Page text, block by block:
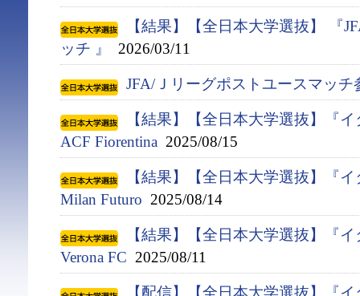
【結果】【全日本大学選抜】 『
ッチ 』
2026/03/11
JFA/Ｊリーグポストユースマッチ
【結果】【全日本大学選抜】『
ACF Fiorentina 2025/08/15
【結果】【全日本大学選抜】『
Milan Futuro 2025/08/14
【結果】【全日本大学選抜】『
Verona FC 2025/08/11
【配信】【全日本大学選抜】『